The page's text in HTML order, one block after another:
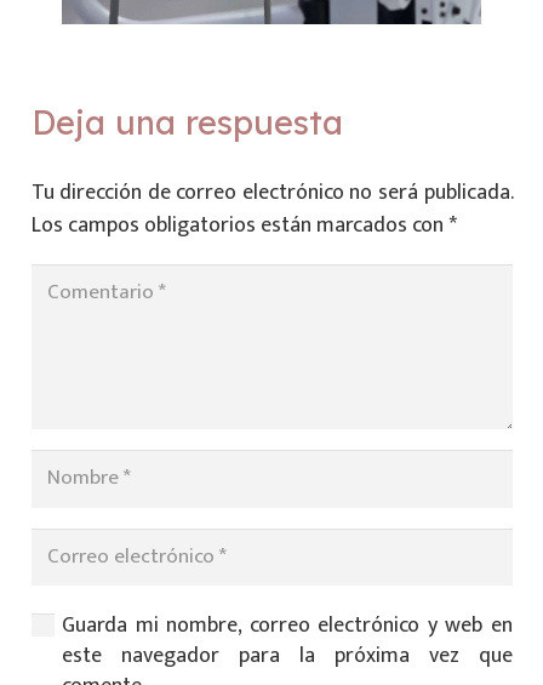
Deja una respuesta
Tu dirección de correo electrónico no será publicada.
Los campos obligatorios están marcados con*
Guarda mi nombre, correo electrónico y web en
este navegador para la próxima vez que